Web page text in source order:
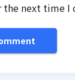
the next time I